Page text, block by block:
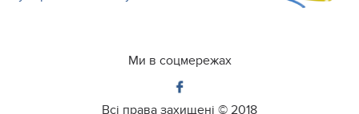
Ми в соцмережах
Всі права захищені © 2018